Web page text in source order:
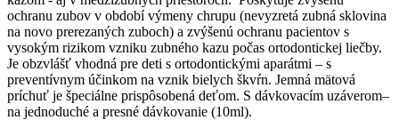
ochranu zubov v období výmeny chrupu (nevyzretá zubná sklovina
na novo prerezaných zuboch) a zvýšenú ochranu pacientov s
vysokým rizikom vzniku zubného kazu počas ortodontickej liečby.
Je obzvlášť vhodná pre deti s ortodontickými aparátmi – s
preventívnym účinkom na vznik bielych škvŕn. Jemná mätová
príchuť je špeciálne prispôsobená deťom. S dávkovacím uzáverom–
na jednoduché a presné dávkovanie (10ml).